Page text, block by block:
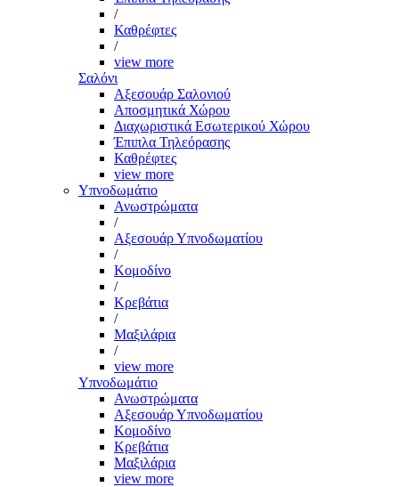
/
Καθρέφτες
/
view more
Σαλόνι
Αξεσουάρ Σαλονιού
Αποσμητικά Χώρου
Διαχωριστικά Εσωτερικού Χώρου
Έπιπλα Τηλεόρασης
Καθρέφτες
view more
Υπνοδωμάτιο
Ανωστρώματα
/
Αξεσουάρ Υπνοδωματίου
/
Κομοδίνο
/
Κρεβάτια
/
Μαξιλάρια
/
view more
Υπνοδωμάτιο
Ανωστρώματα
Αξεσουάρ Υπνοδωματίου
Κομοδίνο
Κρεβάτια
Μαξιλάρια
view more